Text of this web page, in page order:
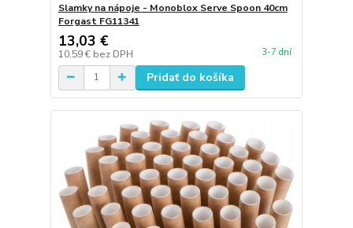
Slamky na nápoje - Monoblox Serve Spoon 40cm
Forgast FG11341
13,03 €
10,59 € bez DPH 3-7 dní
Pridať do košíka